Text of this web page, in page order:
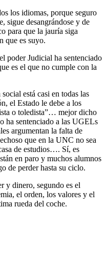
los idiomas, porque seguro
sigue desangrándose y de
para que la jauría siga
que es suyo.
poder Judicial ha sentenciado
es el que no cumple con la
está casi en todas las
el Estado le debe a los
o toledista”… mejor dicho
ha sentenciado a las UGELs
argumentan la falta de
que en la UNC no sea
de estudios…. Sí, es
en paro y muchos alumnos
de perder hasta su ciclo.
y dinero, segundo es el
el orden, los valores y el
rueda del coche.